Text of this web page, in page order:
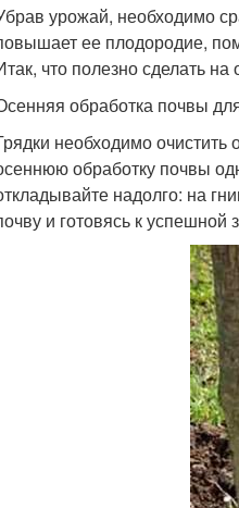
урожай, необходимо
ее плодородие,
что полезно сделать
обработка почвы
необходимо
обработку почвы
надолго: на
и готовясь к